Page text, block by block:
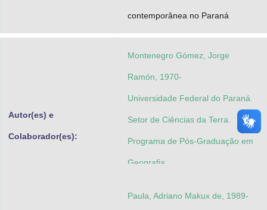
contemporânea no Paraná
Autor(es) e
Colaborador(es):
Montenegro Gómez, Jorge
Ramón, 1970-
Universidade Federal do Paraná.
Setor de Ciências da Terra.
Programa de Pós-Graduação em
Geografia
Paula, Adriano Makux de, 1989-